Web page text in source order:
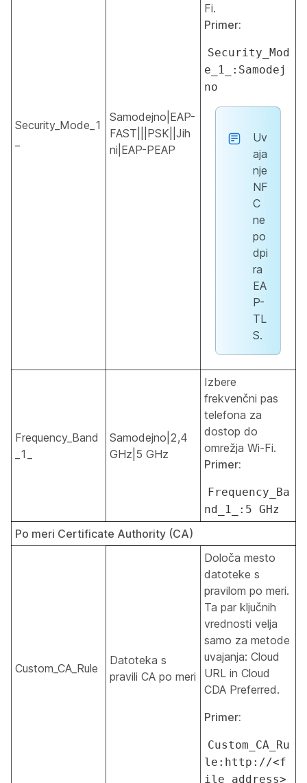
Security_Mode_1
Samodejno|EAP-
FAST|||PSK||Jih
ni|EAP-PEAP
Fi.
Primer:
Security_Mod
e_1_:Samodej
no
Uv
aja
nje
NF
C
ne
po
dpi
ra
EA
P-
TL
S.
Frequency_Band
_1_
Samodejno|2,4
GHz|5 GHz
Izbere
frekvenčni pas
telefona za
dostop do
omrežja Wi-Fi.
Primer:
Frequency_Ba
nd_1_:5 GHz
Po meri Certificate Authority (CA)
Custom_CA_Rule
Datoteka s
pravili CA po meri
Določa mesto
datoteke s
pravilom po meri.
Ta par ključnih
vrednosti velja
samo za metode
uvajanja: Cloud
URL in Cloud
CDA Preferred.
Primer:
Custom_CA_Ru
le:http://<f
ile_address>